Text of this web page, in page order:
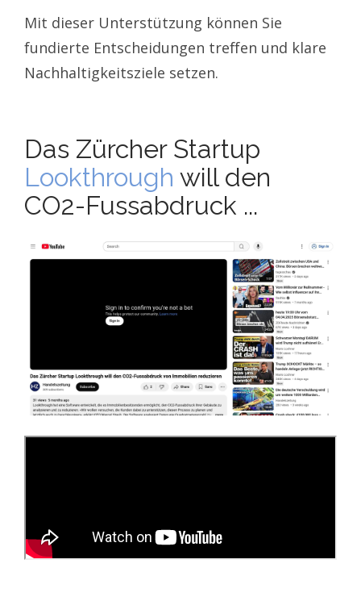
Mit dieser Unterstützung können Sie
fundierte Entscheidungen treffen und klare
Nachhaltigkeitsziele setzen.
Das Zürcher Startup
Lookthrough will den
CO2-Fussabdruck ...